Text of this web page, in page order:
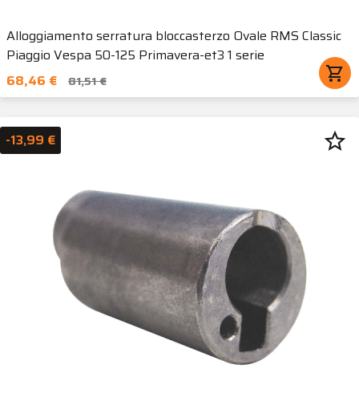
Alloggiamento serratura bloccasterzo Ovale RMS Classic
Piaggio Vespa 50-125 Primavera-et3 1 serie
68,46 €
81,51 € shopping_cart
-13,99 € star_border